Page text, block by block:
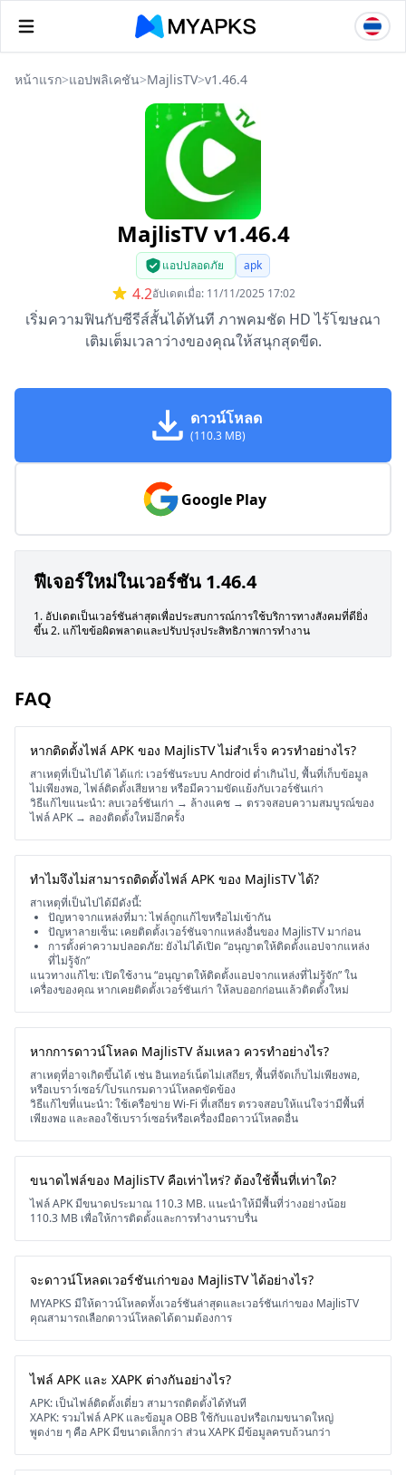
หน้าแรก>แอปพลิเคชัน>MajlisTV>v1.46.4
MajlisTV v1.46.4
แอปปลอดภัย apk
4.2อัปเดตเมื่อ: 11/11/2025 17:02
เริ่มความฟินกับซีรีส์สั้นได้ทันที ภาพคมชัด HD ไร้โฆษณา
เติมเต็มเวลาว่างของคุณให้สนุกสุดขีด.
ดาวน์โหลด
(110.3 MB)
Google Play
ฟีเจอร์ใหม่ในเวอร์ชัน 1.46.4
1. อัปเดตเป็นเวอร์ชันล่าสุดเพื่อประสบการณ์การใช้บริการทางสังคมที่ดียิ่ง
ขึ้น 2. แก้ไขข้อผิดพลาดและปรับปรุงประสิทธิภาพการทำงาน
FAQ
หากติดตั้งไฟล์ APK ของ MajlisTV ไม่สำเร็จ ควรทำอย่างไร?
สาเหตุที่เป็นไปได้ ได้แก่: เวอร์ชันระบบ Android ต่ำเกินไป, พื้นที่เก็บข้อมูล
ไม่เพียงพอ, ไฟล์ติดตั้งเสียหาย หรือมีความขัดแย้งกับเวอร์ชันเก่า
วิธีแก้ไขแนะนำ: ลบเวอร์ชันเก่า → ล้างแคช → ตรวจสอบความสมบูรณ์ของ
ไฟล์ APK → ลองติดตั้งใหม่อีกครั้ง
ทำไมจึงไม่สามารถติดตั้งไฟล์ APK ของ MajlisTV ได้?
สาเหตุที่เป็นไปได้มีดังนี้:
ปัญหาจากแหล่งที่มา: ไฟล์ถูกแก้ไขหรือไม่เข้ากัน
ปัญหาลายเซ็น: เคยติดตั้งเวอร์ชันจากแหล่งอื่นของ MajlisTV มาก่อน
การตั้งค่าความปลอดภัย: ยังไม่ได้เปิด “อนุญาตให้ติดตั้งแอปจากแหล่ง
ที่ไม่รู้จัก”
แนวทางแก้ไข: เปิดใช้งาน “อนุญาตให้ติดตั้งแอปจากแหล่งที่ไม่รู้จัก” ใน
เครื่องของคุณ หากเคยติดตั้งเวอร์ชันเก่า ให้ลบออกก่อนแล้วติดตั้งใหม่
หากการดาวน์โหลด MajlisTV ล้มเหลว ควรทำอย่างไร?
สาเหตุที่อาจเกิดขึ้นได้ เช่น อินเทอร์เน็ตไม่เสถียร, พื้นที่จัดเก็บไม่เพียงพอ,
หรือเบราว์เซอร์/โปรแกรมดาวน์โหลดขัดข้อง
วิธีแก้ไขที่แนะนำ: ใช้เครือข่าย Wi-Fi ที่เสถียร ตรวจสอบให้แน่ใจว่ามีพื้นที่
เพียงพอ และลองใช้เบราว์เซอร์หรือเครื่องมือดาวน์โหลดอื่น
ขนาดไฟล์ของ MajlisTV คือเท่าไหร่? ต้องใช้พื้นที่เท่าใด?
ไฟล์ APK มีขนาดประมาณ 110.3 MB. แนะนำให้มีพื้นที่ว่างอย่างน้อย
110.3 MB เพื่อให้การติดตั้งและการทำงานราบรื่น
จะดาวน์โหลดเวอร์ชันเก่าของ MajlisTV ได้อย่างไร?
MYAPKS มีให้ดาวน์โหลดทั้งเวอร์ชันล่าสุดและเวอร์ชันเก่าของ MajlisTV
คุณสามารถเลือกดาวน์โหลดได้ตามต้องการ
ไฟล์ APK และ XAPK ต่างกันอย่างไร?
APK: เป็นไฟล์ติดตั้งเดี่ยว สามารถติดตั้งได้ทันที
XAPK: รวมไฟล์ APK และข้อมูล OBB ใช้กับแอปหรือเกมขนาดใหญ่
พูดง่าย ๆ คือ APK มีขนาดเล็กกว่า ส่วน XAPK มีข้อมูลครบถ้วนกว่า